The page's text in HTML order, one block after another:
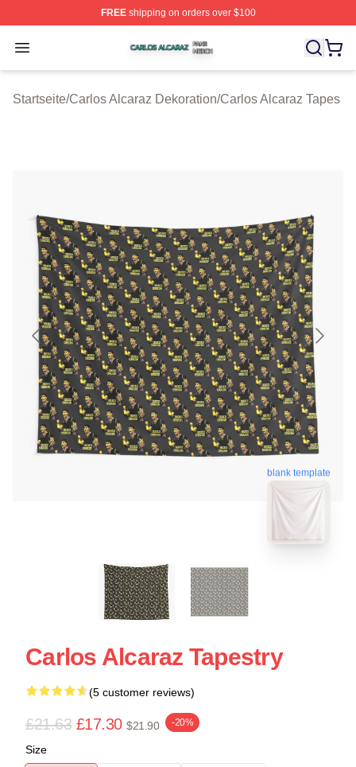
FREEshipping on orders over $100
Open menu
Carlos Alcaraz Shop ⚡️ Officially Licensed Carlos
Startseite/Carlos Alcaraz Dekoration/Carlos Alcaraz Tapes
blank template
Carlos Alcaraz Tapestry
(5 customer reviews)
£21.63 £17.30 $21.90 -20%
Size